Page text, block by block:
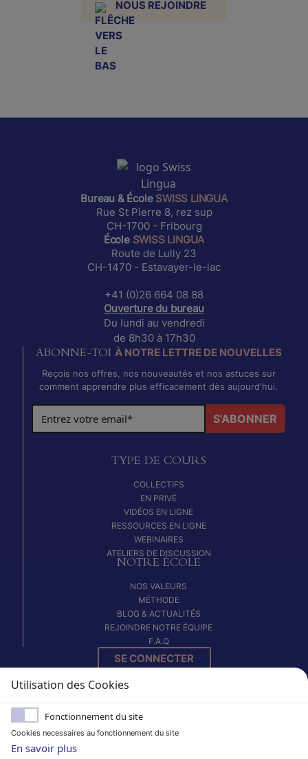
NOUS REJOINDRE
Bureau & École SWISS LINGUA
Rue St Pierre 8, rez sup
CH-1700 - Fribourg
École SWISS LINGUA
Route de Lully 23
CH-1470 - Estavayer-le-lac
+41 (0)26 664 08 88
Ouverture du bureau
Du lundi au vendredi
de 8h30 à 17h30
ABONNE-TOI À NOTRE LETTRE DE NOUVELLES
Reçois nos offres, nos nouveautés et nos astuces sur
comment apprendre plus efficacement dès aujourd'hui.
S'ABONNER
TYPE DE COURS
COLLECTIFS
EN PRIVÉ
VIDÉOS EN LIGNE
RESSOURCES EN LIGNE
WEBINAIRES
ATELIERS DE DISCUSSION
NOTRE ÉCOLE
NOS VALEURS
MÉTHODE
BLOG & ACTUALITÉS
REJOINDRE NOTRE ÉQUIPE
F.A.Q
SE CONNECTER
S'INSCRIRE
Utilisation des Cookies
Fonctionnement du site
Cookies necessaires au fonctionnement du site
En savoir plus